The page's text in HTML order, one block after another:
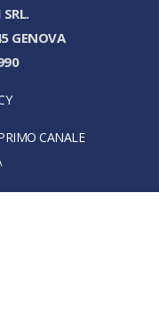
GENOVA
CANALE